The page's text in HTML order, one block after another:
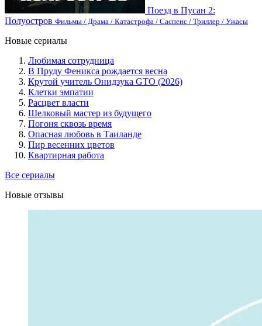
Поезд в Пусан 2:
Полуостров Фильмы / Драма / Катастрофа / Саспенс / Триллер / Ужасы
Новые сериалы
Любимая сотрудница
В Пруду Феникса рождается весна
Крутой учитель Онидзука GTO (2026)
Клетки эмпатии
Расцвет власти
Шелковый мастер из будущего
Погоня сквозь время
Опасная любовь в Таиланде
Пир весенних цветов
Квартирная работа
Все сериалы
Новые отзывы